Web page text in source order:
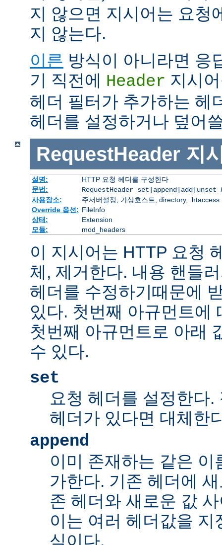
지 않으면 지시어는 요청
지 않는다.
이른 방식이 아니라면 응
기 직전에 Header 지시
헤더 필터가 추가하는 헤
헤더를 설정하거나 덮어
RequestHeader 지
설명:
HTTP 요청 헤더를 구성한다
문법:
RequestHeader set|append|add|unset
사용장소:
주서버설정, 가상호스트, directory, .htaccess
Override 옵션: FileInfo
상태:
Extension
모듈:
mod_headers
이 지시어는 HTTP 요청
체, 제거한다. 내용 핸들
헤더를 수정하기때문에
있다. 첫번째 아규먼트에
첫번째 아규먼트로 아래
수 있다.
set
요청 헤더를 설정한다
헤더가 있다면 대체한
append
이미 존재하는 같은
가한다. 기존 헤더에
존 헤더와 새로운 값
이는 여러 헤더값을
식이다.